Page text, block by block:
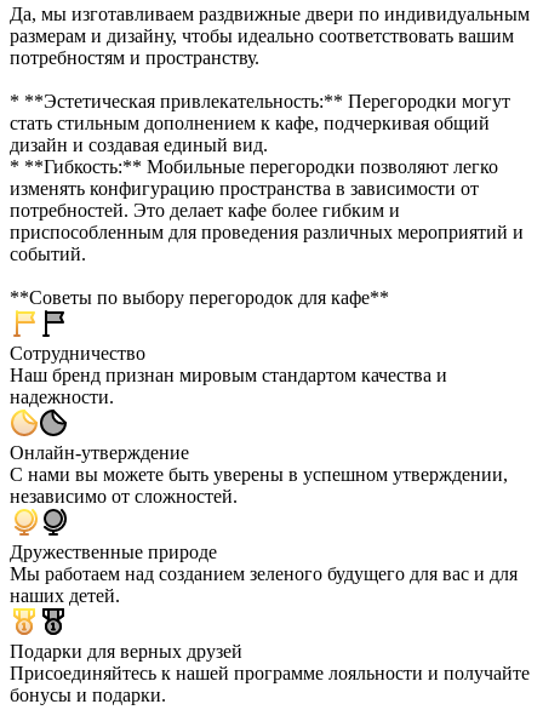
Да, мы изготавливаем раздвижные двери по индивидуальным
размерам и дизайну, чтобы идеально соответствовать вашим
потребностям и пространству.
* **Эстетическая привлекательность:** Перегородки могут
стать стильным дополнением к кафе, подчеркивая общий
дизайн и создавая единый вид.
* **Гибкость:** Мобильные перегородки позволяют легко
изменять конфигурацию пространства в зависимости от
потребностей. Это делает кафе более гибким и
приспособленным для проведения различных мероприятий и
событий.
**Советы по выбору перегородок для кафе**
Сотрудничество
Наш бренд признан мировым стандартом качества и
надежности.
Онлайн-утверждение
С нами вы можете быть уверены в успешном утверждении,
независимо от сложностей.
Дружественные природе
Мы работаем над созданием зеленого будущего для вас и для
наших детей.
Подарки для верных друзей
Присоединяйтесь к нашей программе лояльности и получайте
бонусы и подарки.